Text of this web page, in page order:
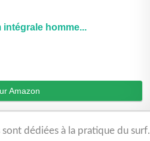
homme...
Amazon
dédiées à la pratique du surf.